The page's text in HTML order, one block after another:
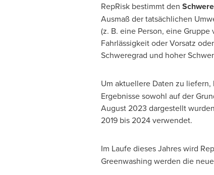
RepRisk bestimmt den
Ausmaß der tatsächlichen
(z. B. eine Person, eine
Fahrlässigkeit oder Vorsatz
Schweregrad und hoher
Um aktuellere Daten zu
Ergebnisse sowohl auf der
August 2023 dargestellt
2019 bis 2024 verwendet.
Im Laufedieses Jahres wird
Greenwashing werden die